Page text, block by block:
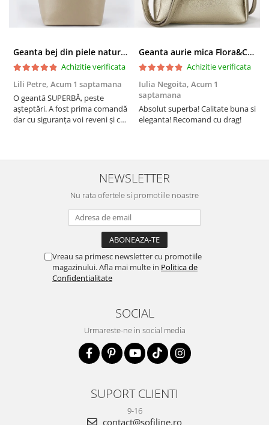
Geanta bej din piele naturala 8966 123
Achizitie verificata
Lili Petre, Acum 1 saptamana
O geantă SUPERBĂ, peste
așteptări. A fost prima comandă
dar cu siguranța voi reveni și cu
doua zi). RECOMAND SOFILINE!!!
Geanta aurie mica Flora&CO Paris H6930 16
Achizitie verificata
Iulia Negoita, Acum 1
saptamana
Absolut superba! Calitate buna si
eleganta! Recomand cu drag!
NEWSLETTER
Nu rata ofertele si promotiile noastre
Vreau sa primesc newsletter cu promotiile
magazinului. Afla mai multe in Politica de
Confidentialitate
SOCIAL
Urmareste-ne in social media
SUPORT CLIENTI
9-16
contact@sofiline.ro